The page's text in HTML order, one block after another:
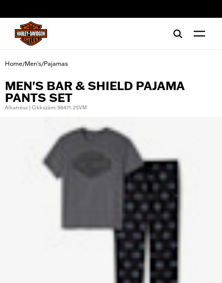
Home/Men's/Pajamas
MEN'S BAR & SHIELD PAJAMA
PANTS SET
Alkatrész | Cikkszám: 96471-25VM